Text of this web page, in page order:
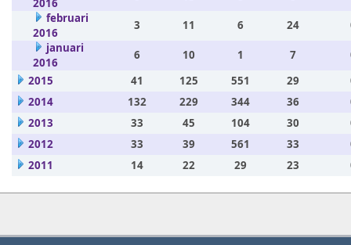
2016
februari
2016
3 11 6 24
januari
2016
6 10 1 7
2015
41 125 551 29
2014
132 229 344 36
2013
33 45 104 30
2012
33 39 561 33
2011
14 22 29 23